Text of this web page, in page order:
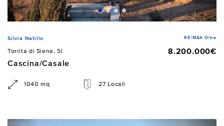
Silvia Natillo RE/MAX Oltre
Torrita di Siena, SI
8.200.000€
Cascina/Casale
1040 mq 27 Locali